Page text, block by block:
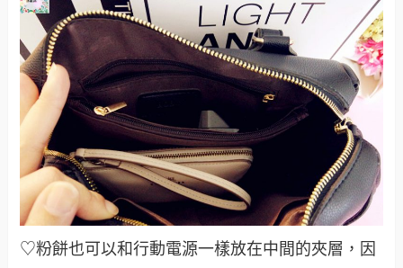
♡粉餅也可以和行動電源一樣放在中間的夾層，因